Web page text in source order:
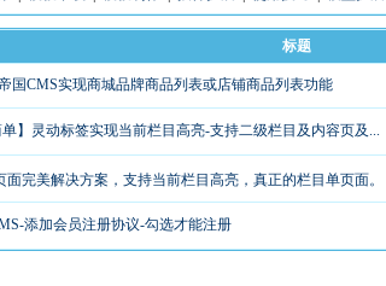
标题
国CMS实现商城品牌商品列表或店铺商品列表功能
单】灵动标签实现当前栏目高亮-支持二级栏目及内容页及...
面完美解决方案，支持当前栏目高亮，真正的栏目单页面。
添加会员注册协议-勾选才能注册